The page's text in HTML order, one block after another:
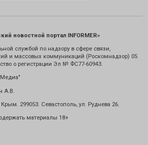
новостной портал INFORMER»
службой по надзору в сфере связи,
и массовых коммуникаций (Роскомнадзор) 05
о регистрации Эл № ФС77-60943.
А.В.
299053. Севастополь, ул. Руднева 26.
материалы 18+